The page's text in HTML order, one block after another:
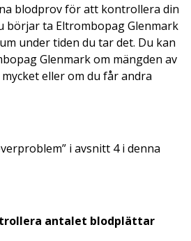
blodprov för att kontrollera din
börjar ta Eltrombopag Glenmark
under tiden du tar det. Du kan
Glenmark om mängden av
eller om du får andra
i avsnitt 4 i denna
antalet blodplättar